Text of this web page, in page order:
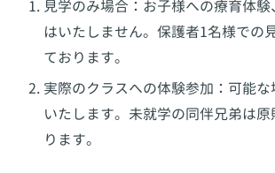
見学のみ場合：お子様への療育体
はいたしません。保護者1名様での
ております。
実際のクラスへの体験参加：可能
いたします。未就学の同伴兄弟は
ります。